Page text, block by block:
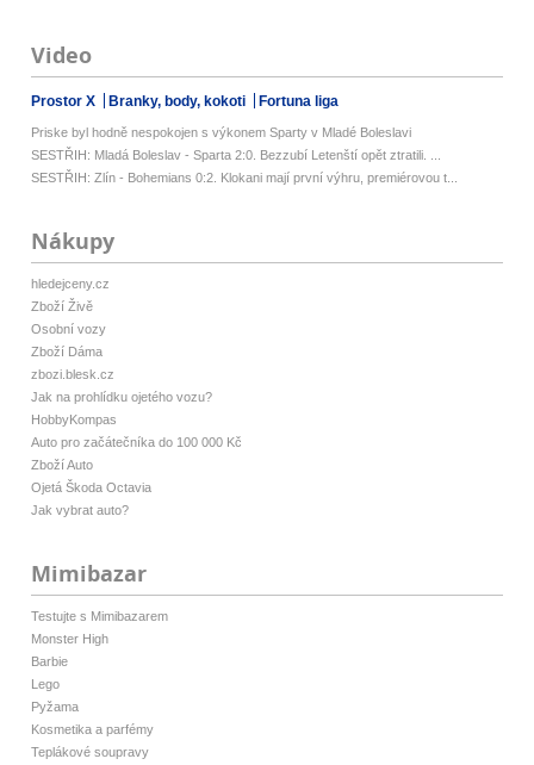
Video
Prostor X Branky, body, kokoti Fortuna liga
Priske byl hodně nespokojen s výkonem Sparty v Mladé Boleslavi
SESTŘIH: Mladá Boleslav - Sparta 2:0. Bezzubí Letenští opět ztratili. ...
SESTŘIH: Zlín - Bohemians 0:2. Klokani mají první výhru, premiérovou t...
Nákupy
hledejceny.cz
Zboží Živě
Osobní vozy
Zboží Dáma
zbozi.blesk.cz
Jak na prohlídku ojetého vozu?
HobbyKompas
Auto pro začátečníka do 100 000 Kč
Zboží Auto
Ojetá Škoda Octavia
Jak vybrat auto?
Mimibazar
Testujte s Mimibazarem
Monster High
Barbie
Lego
Pyžama
Kosmetika a parfémy
Teplákové soupravy